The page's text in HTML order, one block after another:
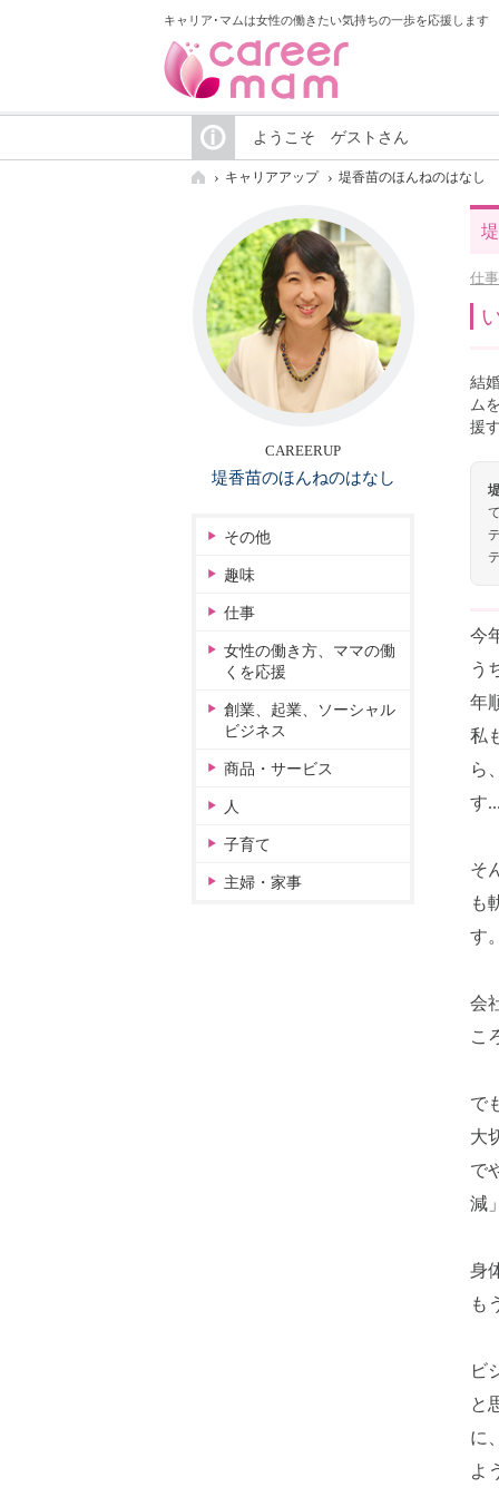
キャリア･マムは女性の働きたい気持ちの一歩を応援します
ようこそ ゲストさん
キャリアアップ 堤香苗のほんねのはなし
仕事
結
ム
援
今
う
年
私
ら
す
そ
も
す
会
こ
で
大
で
減
身
も
ビ
と
に
よ
CAREERUP
堤香苗のほんねのはなし
その他
趣味
仕事
女性の働き方、ママの働
くを応援
創業、起業、ソーシャル
ビジネス
商品・サービス
人
子育て
主婦・家事